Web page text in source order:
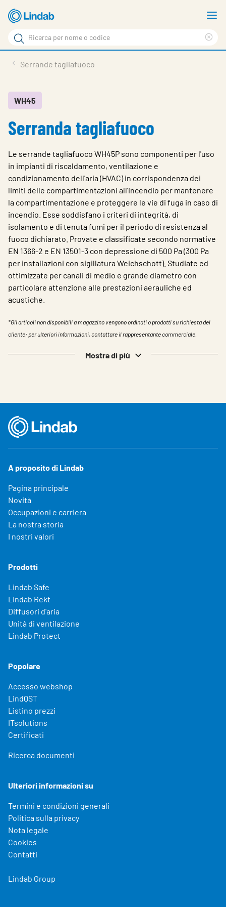
Log
visionare
Cerca
Cerca
Su Lindab
Su Tecnovent
Download
Scegliere la lingua
Serrande tagliafuoco
WH45
Serranda tagliafuoco
Le serrande tagliafuoco WH45P sono componenti per l'uso
in impianti di riscaldamento, ventilazione e
condizionamento dell'aria (HVAC) in corrispondenza dei
limiti delle compartimentazioni all'incendio per mantenere
la compartimentazione e proteggere le vie di fuga in caso di
incendio. Esse soddisfano i criteri di integrità, di
isolamento e di tenuta fumi per il periodo di resistenza al
fuoco dichiarato. Provate e classificate secondo normative
EN 1366-2 e EN 13501-3 con depressione di 500 Pa (300 Pa
per installazioni con sigillatura Weichschott). Studiate ed
ottimizzate per canali di medio e grande diametro con
particolare attenzione alle prestazioni aerauliche ed
acustiche.
*Gli articoli non disponibili a magazzino vengono ordinati o prodotti su richiesta del
cliente; per ulteriori informazioni, contattare il rappresentante commerciale.
Mostra di più
A proposito di Lindab
Pagina principale
Novità
Occupazioni e carriera
La nostra storia
I nostri valori
Prodotti
Lindab Safe
Lindab Rekt
Diffusori d'aria
Unità di ventilazione
Lindab Protect
Popolare
Accesso webshop
LindQST
Listino prezzi
ITsolutions
Certificati
Ricerca documenti
Ulteriori informazioni su
Termini e condizioni generali
Politica sulla privacy
Nota legale
Cookies
Contatti
Lindab Group